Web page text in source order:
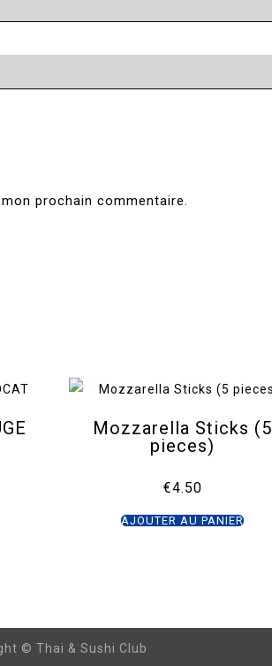
prochain commentaire.
Mozzarella Sticks (5
pieces)
€4.50
AJOUTER AU PANIER
© Thai & Sushi Club